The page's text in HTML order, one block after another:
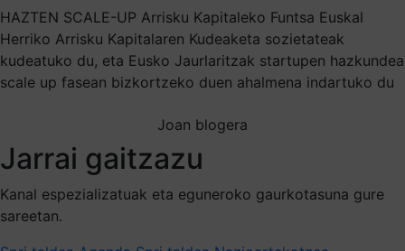
HAZTEN SCALE-UP Arrisku Kapitaleko Funtsa Euskal
Herriko Arrisku Kapitalaren Kudeaketa sozietateak
kudeatuko du, eta Eusko Jaurlaritzak startupen hazkundea
scale up fasean bizkortzeko duen ahalmena indartuko du
Joan blogera
Jarrai gaitzazu
Kanal espezializatuak eta eguneroko gaurkotasuna gure
sareetan.